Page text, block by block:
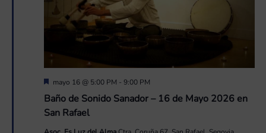
Baño de Sonido Sanador – 16 de Mayo 2026 en
San Rafael
Destacado
mayo 16 @ 5:00 PM - 9:00 PM